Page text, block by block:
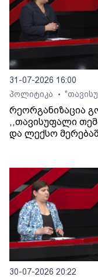
31-07-2026 16:00
პოლიტიკა
•
რეორგანიზაცია
,,თავისუფალი
და ლექსო
30-07-2026 20:22